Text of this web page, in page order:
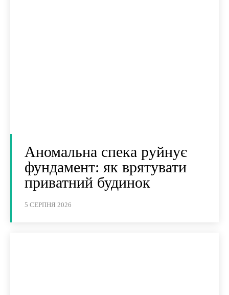
Аномальна спека руйнує
фундамент: як врятувати
приватний будинок
5 СЕРПНЯ 2026